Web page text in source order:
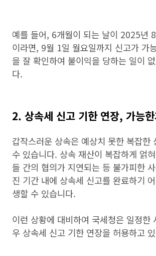
예를 들어, 6개월이 되는 날이 2025년
이라면, 9월 1일 월요일까지 신고가 가
을 잘 확인하여 불이익을 당하는 일이
다.
2. 상속세 신고 기한 연장, 가능
갑작스러운 상속은 예상치 못한 복잡한
수 있습니다. 상속 재산이 복잡하게 얽
들 간의 협의가 지연되는 등 불가피한
진 기간 내에 상속세 신고를 완료하기
생할 수 있습니다.
이런 상황에 대비하여 국세청은 일정한
우 상속세 신고 기한 연장을 허용하고